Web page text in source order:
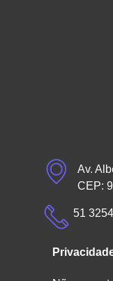
Av.
CEP:
51